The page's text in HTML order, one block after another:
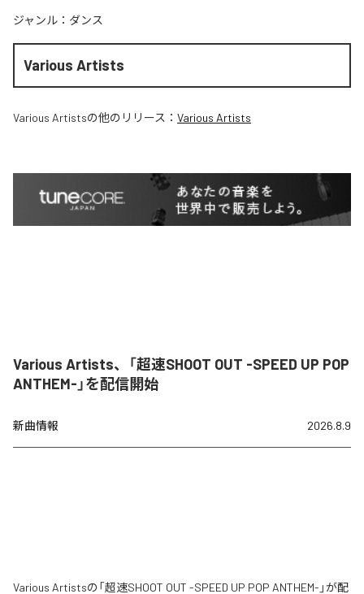
ジャンル： ダンス
Various Artists
Various Artistsの他のリリース： Various Artists
Various Artists、「超速SHOOT OUT -SPEED UP POP
ANTHEM-」を配信開始
新曲情報 2026.8.9
Various Artistsの「超速SHOOT OUT -SPEED UP POP ANTHEM-」が配